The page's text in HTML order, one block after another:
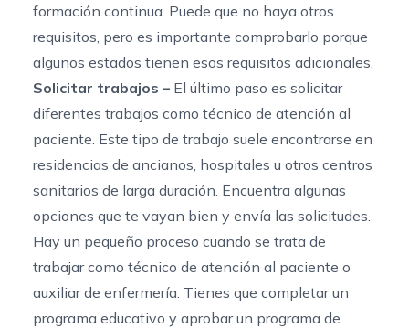
formación continua. Puede que no haya otros
requisitos, pero es importante comprobarlo porque
algunos estados tienen esos requisitos adicionales.
Solicitar trabajos – El último paso es solicitar
diferentes trabajos como técnico de atención al
paciente. Este tipo de trabajo suele encontrarse en
residencias de ancianos, hospitales u otros centros
sanitarios de larga duración. Encuentra algunas
opciones que te vayan bien y envía las solicitudes.
Hay un pequeño proceso cuando se trata de
trabajar como técnico de atención al paciente o
auxiliar de enfermería. Tienes que completar un
programa educativo y aprobar un programa de